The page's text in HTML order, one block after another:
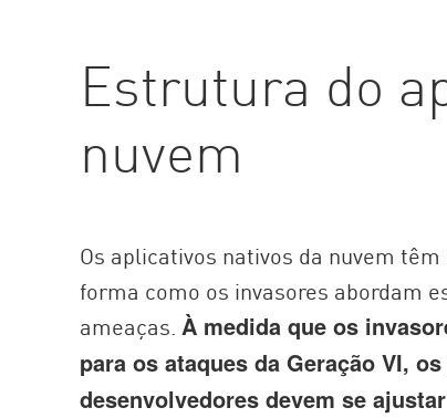
Estrutura do
nuvem
Os aplicativos nativos da nuvem
forma como os invasores abordam
ameaças. À medida que os
para os ataques da Geração VI,
desenvolvedores devem se